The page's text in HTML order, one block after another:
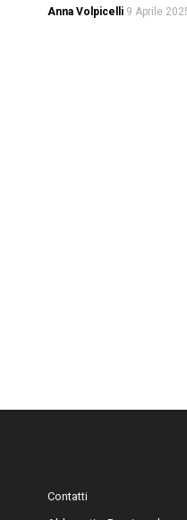
Anna Volpicelli 9 Aprile
Contatti